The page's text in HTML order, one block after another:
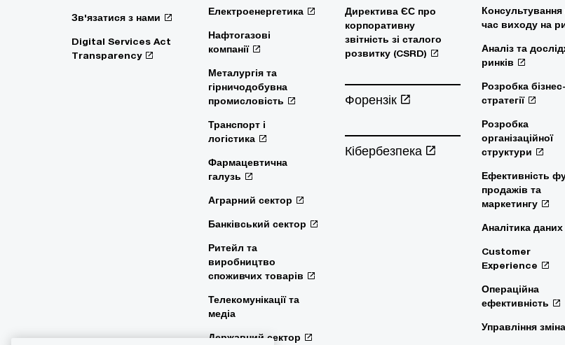
Зв'язатися з нами
Digital Services Act
Transparency
Електроенергетика
Нафтогазові
компанії
Металургія та
гірничодобувна
промисловість
Транспорт і
логістика
Фармацевтична
галузь
Аграрний сектор
Банківський сектор
Ритейл та
виробництво
споживчих товарів
Телекомунікації та
медіа
Державний сектор
Директива ЄС про
корпоративну
звітність зі сталого
розвитку (CSRD)
Форензік
Кібербезпека
Консультування
час виходу на
Аналіз та
ринків
Розробка бізнес-
стратегії
Розробка
організаційної
структури
Ефективність
продажів та
маркетингу
Аналітика даних
Customer
Experience
Операційна
ефективність
Управління